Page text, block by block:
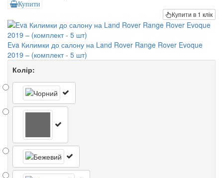
Купити
Купити в 1 клік
Eva Килимки до салону на Land Rover Range Rover Evoque
2019 – (комплект - 5 шт)
Колір: